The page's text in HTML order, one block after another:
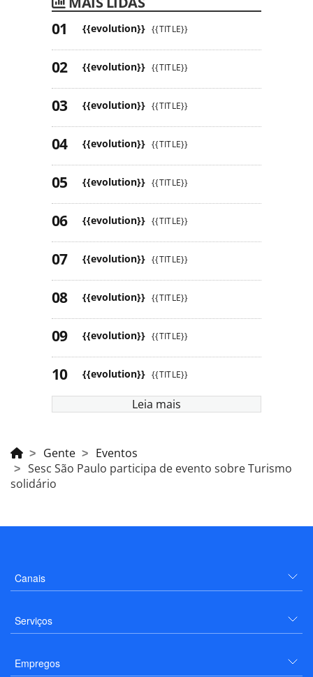
{{evolution}} {{TITLE}}
{{evolution}} {{TITLE}}
{{evolution}} {{TITLE}}
{{evolution}} {{TITLE}}
{{evolution}} {{TITLE}}
{{evolution}} {{TITLE}}
{{evolution}} {{TITLE}}
{{evolution}} {{TITLE}}
{{evolution}} {{TITLE}}
{{evolution}} {{TITLE}}
Leia mais
Gente
Eventos
Sesc São Paulo participa de evento sobre Turismo
solidário
Canais
Serviços
Empregos